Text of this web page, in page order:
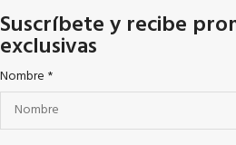
Suscríbete y recibe
exclusivas
Nombre *